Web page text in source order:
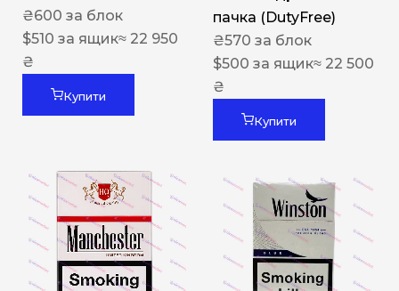
₴600 за блок
$510 за ящик≈ 22 950
₴
Купити
пачка (DutyFree)
₴570 за блок
$500 за ящик≈ 22 500
₴
Купити